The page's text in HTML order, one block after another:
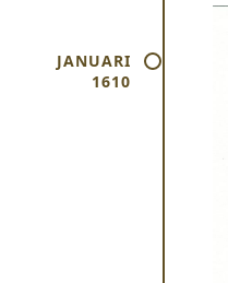
JANUARI
1610